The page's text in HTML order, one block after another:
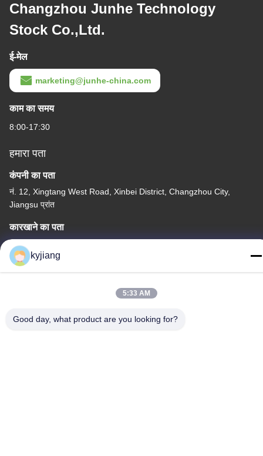
Changzhou Junhe Technology
Stock Co.,Ltd.
ई-मेल
marketing@junhe-china.com
काम का समय
8:00-17:30
हमारा पता
कंपनी का पता
नं. 12, Xingtang West Road, Xinbei District, Changzhou City,
Jiangsu प्रांत
कारखाने का पता
नं. 12, Xingtang West Road, Xinbei District, Changzhou City,
Jiangsu प्रांत
kyjiang
5:33 AM
Good day, what product are you looking for?